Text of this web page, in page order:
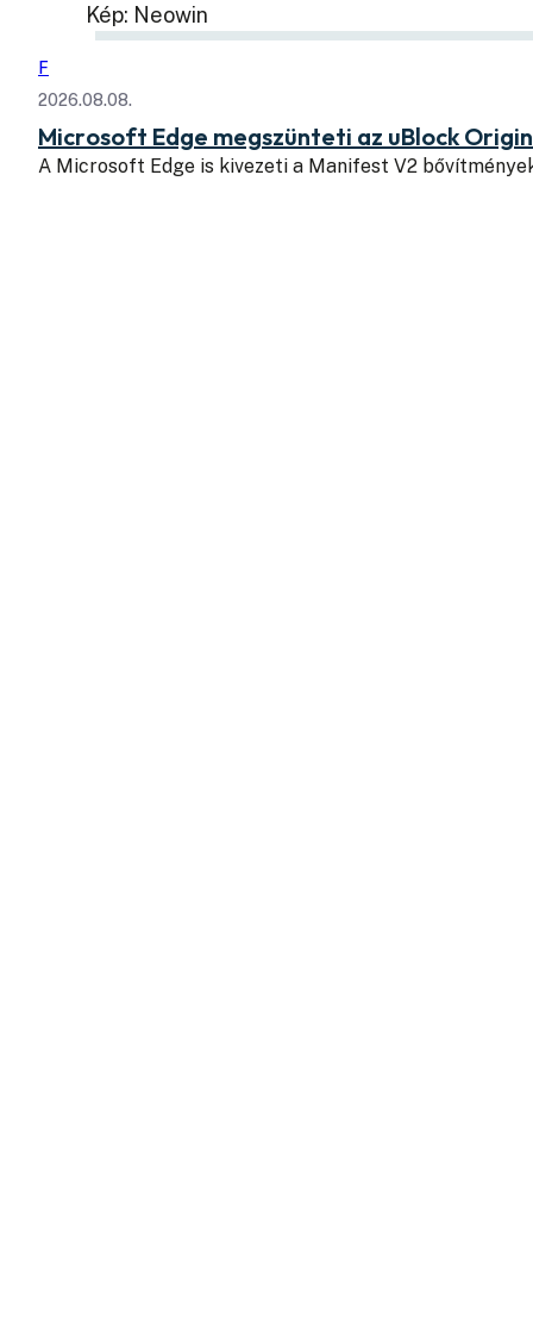
Kép: Neowin
F
2026.08.08.
Microsoft Edge megszünteti az uBlock
A Microsoft Edge is kivezeti a Manifest V2